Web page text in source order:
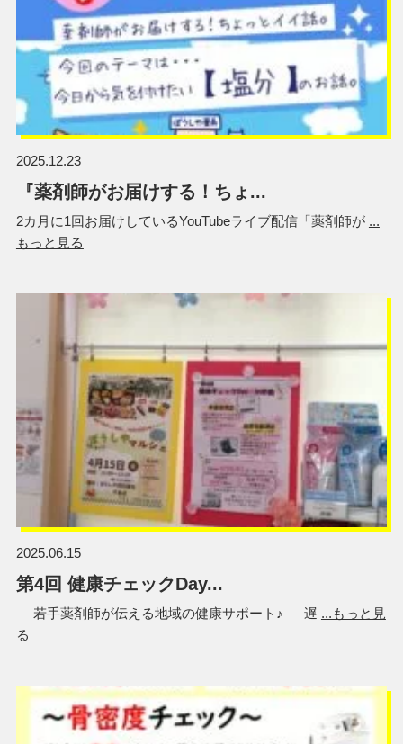
2025.12.23
『薬剤師がお届けする！ちょ...
2カ月に1回お届けしているYouTubeライブ配信「薬剤師が ...
もっと見る
2025.06.15
第4回 健康チェックDay...
― 若手薬剤師が伝える地域の健康サポート♪ ― 遅 ...もっと見
る